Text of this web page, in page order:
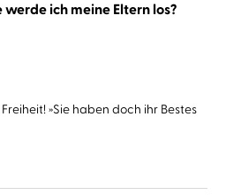
werde ich meine Eltern los?
»Sie haben doch ihr Bestes